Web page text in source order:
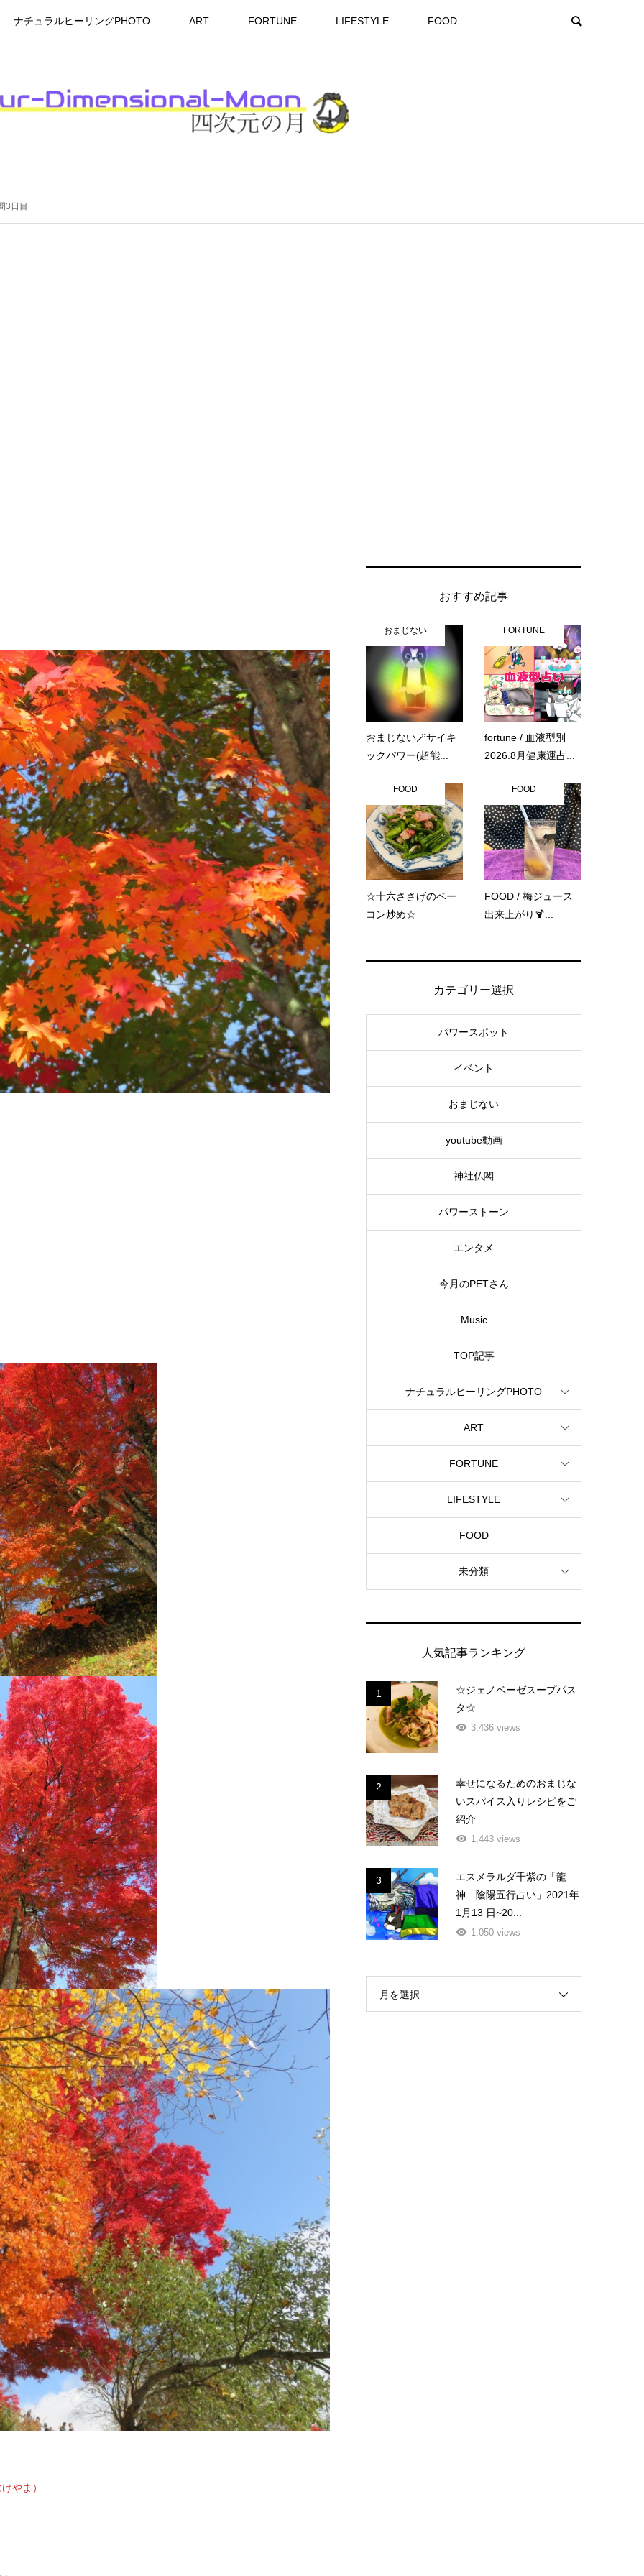
ナチュラルヒーリングPHOTO ART FORTUNE LIFESTYLE FOOD
3日目
やま）
おすすめ記事
おまじない
おまじない🪄サイキ
ックパワー(超能...
FORTUNE
fortune / 血液型別
2026.8月健康運占...
FOOD
☆十六ささげのベー
コン炒め☆
FOOD
FOOD / 梅ジュース
出来上がり🍹...
カテゴリー選択
パワースポット
イベント
おまじない
youtube動画
神社仏閣
パワーストーン
エンタメ
今月のPETさん
Music
TOP記事
ナチュラルヒーリングPHOTO
ART
FORTUNE
LIFESTYLE
FOOD
未分類
人気記事ランキング
1
☆ジェノベーゼスープパス
タ☆
3,436 views
2
幸せになるためのおまじな
いスパイス入りレシピをご
紹介
1,443 views
3
エスメラルダ千紫の「龍
神 陰陽五行占い」2021年
1月13 日~20...
1,050 views
月を選択